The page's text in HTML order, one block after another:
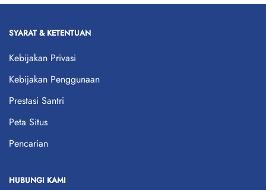
SYARAT & KETENTUAN
Kebijakan Privasi
Kebijakan Penggunaan
Prestasi Santri
Peta Situs
Pencarian
HUBUNGI KAMI